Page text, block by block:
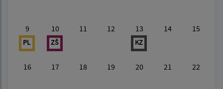
9
PL
10
ZŠ
11 12 13
KZ
14 15
16 17 18 19 20 21 22